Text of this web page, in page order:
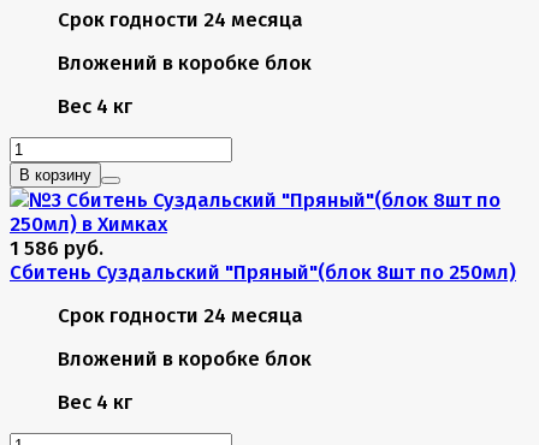
Срок годности 24 месяца
Вложений в коробке блок
Вес 4 кг
В корзину
1 586 руб.
Сбитень Суздальский "Пряный"(блок 8шт по 250мл)
Срок годности 24 месяца
Вложений в коробке блок
Вес 4 кг